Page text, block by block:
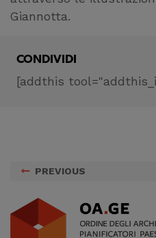
Giannotta.
CONDIVIDI
[addthis
PREVIOUS